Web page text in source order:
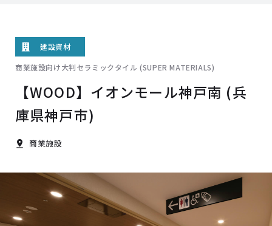
建設資材
商業施設向け大判セラミックタイル (SUPER MATERIALS)
【WOOD】イオンモール神戸南 (兵
庫県神戸市)
商業施設